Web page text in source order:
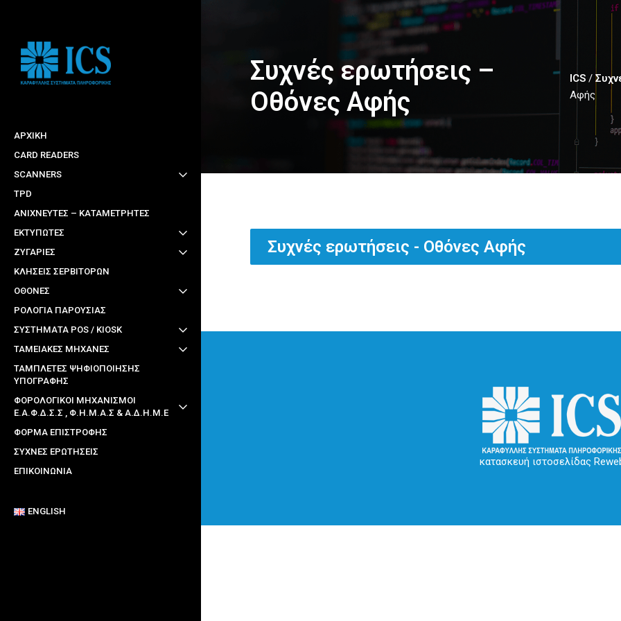
main
content
ΑΡΧΙΚΉ
CARD READERS
SCANNERS
TPD
ΑΝΙΧΝΕΥΤΕΣ – ΚΑΤΑΜΕΤΡΗΤΕΣ
ΕΚΤΥΠΩΤΕΣ
ΖΥΓΑΡΙΕΣ
ΚΛΗΣΕΙΣ ΣΕΡΒΙΤΟΡΩΝ
ΟΘΟΝΕΣ
ΡΟΛΟΓΙΑ ΠΑΡΟΥΣΙΑΣ
ΣΥΣΤΗΜΑΤΑ POS / KIOSK
ΤΑΜΕΙΑΚΕΣ ΜΗΧΑΝΕΣ
ΤΑΜΠΛΕΤΕΣ ΨΗΦΙΟΠΟΙΗΣΗΣ
ΥΠΟΓΡΑΦΗΣ
ΦΟΡΟΛΟΓΙΚΟΙ ΜΗΧΑΝΙΣΜΟΙ
Ε.Α.Φ.Δ.Σ.Σ , Φ.Η.Μ.Α.Σ & Α.Δ.Η.Μ.Ε
ΦΌΡΜΑ ΕΠΙΣΤΡΟΦΉΣ
ΣΥΧΝΈΣ ΕΡΩΤΉΣΕΙΣ
ΕΠΙΚΟΙΝΩΝΊΑ
ENGLISH
Συχνές ερωτήσεις –
Οθόνες Αφής
ICS /
Αφής
Συχνές ερωτήσεις - Οθόνες Αφής
κατασκευή ιστοσελίδας